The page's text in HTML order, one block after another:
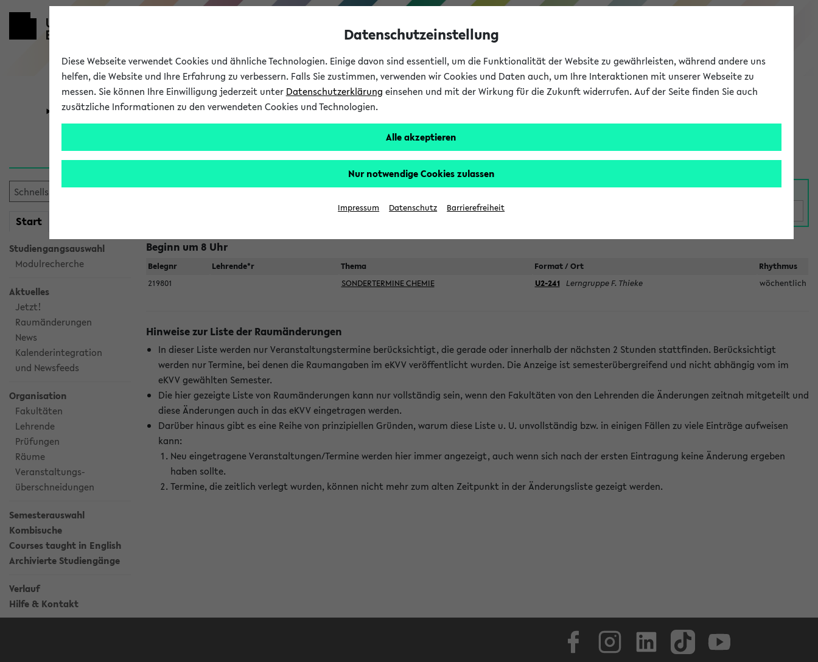
eKVV
Universität Forschung Studium
Start
Studiengangsauswahl
Modulrecherche
Aktuelles
Jetzt!
Raumänderungen
News
Kalenderintegration
und Newsfeeds
Organisation
Fakultäten
Lehrende
Prüfungen
Räume
Veranstaltungs-
überschneidungen
Semesterauswahl
Kombisuche
Courses taught in English
Archivierte Studiengänge
Verlauf
Hilfe & Kontakt
Raumänderungen
Veranstaltungen, bei denen sich nach dem24.07.2026Veranstaltungsorte
Suche:
Beginn um 8 Uhr
Belegnr Lehrende*r Thema Format / Ort
Rhythmus
219801
SONDERTERMINE CHEMIE U2-241 Lerngruppe F. Thieke wöchentlich
Hinweise zur Liste der Raumänderungen
In dieser Liste werden nur Veranstaltungstermine berücksichtigt, die gerade oder innerhalb der nächsten 2 Stunden stattfinden. Berücksichtigt
werden nur Termine, bei denen die Raumangaben im eKVV veröffentlicht wurden. Die Anzeige ist semesterübergreifend und nicht abhängig vom im
eKVV gewählten Semester.
Die hier gezeigte Liste von Raumänderungen kann nur vollständig sein, wenn den Fakultäten von den Lehrenden die Änderungen zeitnah mitgeteilt und
diese Änderungen auch in das eKVV eingetragen werden.
Darüber hinaus gibt es eine Reihe von prinzipiellen Gründen, warum diese Liste u. U. unvollständig bzw. in einigen Fällen zu viele Einträge aufweisen
kann:
Neu eingetragene Veranstaltungen/Termine werden hier immer angezeigt, auch wenn sich nach der ersten Eintragung keine Änderung ergeben
haben sollte.
Termine, die zeitlich verlegt wurden, können nicht mehr zum alten Zeitpunkt in der Änderungsliste gezeigt werden.
Datenschutzeinstellung
Diese Webseite verwendet Cookies und ähnliche Technologien. Einige davon sind essentiell, um die Funktionalität der Website zu gewährleisten, während andere uns
helfen, die Website und Ihre Erfahrung zu verbessern. Falls Sie zustimmen, verwenden wir Cookies und Daten auch, um Ihre Interaktionen mit unserer Webseite zu
messen. Sie können Ihre Einwilligung jederzeit unter Datenschutzerklärung einsehen und mit der Wirkung für die Zukunft widerrufen. Auf der Seite finden Sie auch
zusätzliche Informationen zu den verwendeten Cookies und Technologien.
Alle akzeptieren
Nur notwendige Cookies zulassen
Impressum Datenschutz Barrierefreiheit